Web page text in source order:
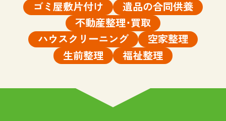
ゴミ屋敷片付け
遺品の合同供養
不動産整理･買取
ハウスクリーニング
空家整理
生前整理
福祉整理